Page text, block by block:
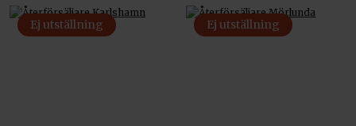
Ej utställning Ej utställning